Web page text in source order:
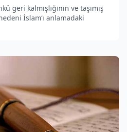
geri kalmışlığının ve taşımış
İslam’ı anlamadaki